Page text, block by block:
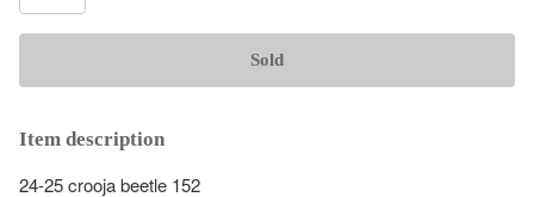
Sold
Item description
24-25 crooja beetle 152